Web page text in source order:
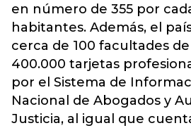
en número de 355 por
habitantes. Además, el
cerca de 100 facultades
400.000 tarjetas
por el Sistema de
Nacional de Abogados y
Justicia, al igual que